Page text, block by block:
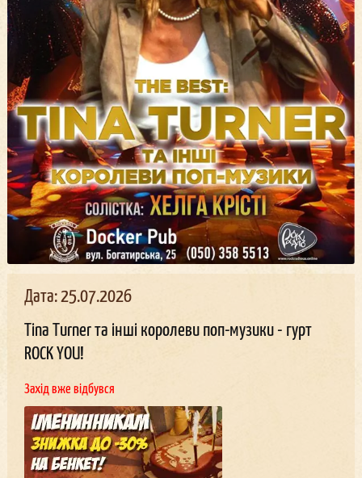
Дата: 25.07.2026
Tina Turner та інші королеви поп-музики - гурт
ROCK YOU!
Захід вже відбувся